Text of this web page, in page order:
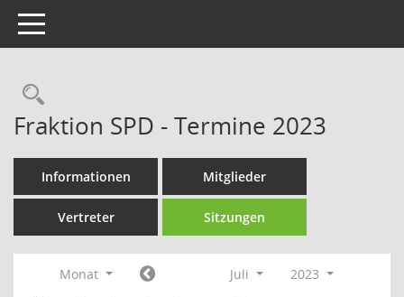
Toggle navigation
Rechercheauswahl
Fraktion SPD - Termine 2023
Informationen Mitglieder
Vertreter Sitzungen
Monat Juli
2023